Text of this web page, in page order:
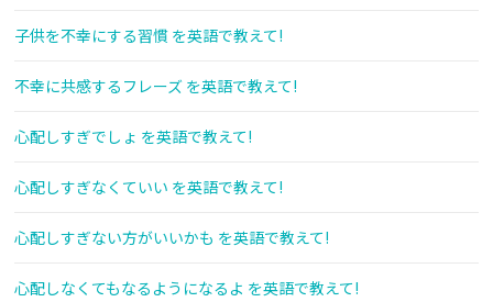
子供を不幸にする習慣 を英語で教えて!
不幸に共感するフレーズ を英語で教えて!
心配しすぎでしょ を英語で教えて!
心配しすぎなくていい を英語で教えて!
心配しすぎない方がいいかも を英語で教えて!
心配しなくてもなるようになるよ を英語で教えて!